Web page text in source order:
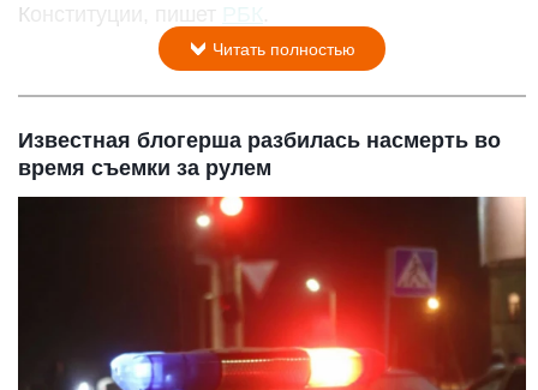
Конституции, пишет РБК
Читать полностью
Известная блогерша разбилась насмерть во
время съемки за рулем